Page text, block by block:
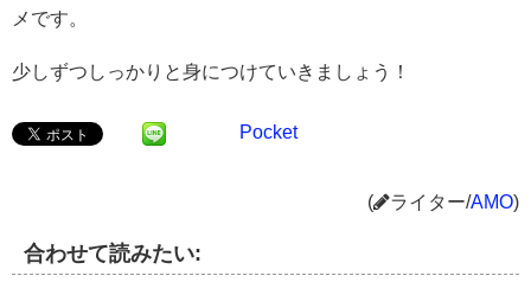
メです。
少しずつしっかりと身につけていきましょう！
Pocket
( ライター/AMO)
合わせて読みたい: